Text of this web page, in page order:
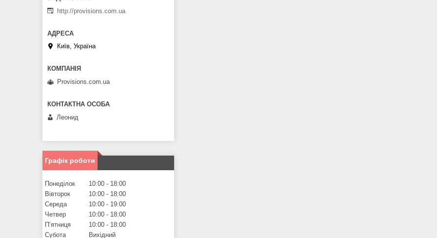
http://provisions.com.ua
Київ, Україна
Provisions.com.ua
Леонид
Графік роботи
Понеділок 10:00
18:00
Вівторок
10:00
18:00
Середа
10:00
19:00
Четвер
10:00
18:00
Пʼятниця
10:00
18:00
Субота
Вихідний